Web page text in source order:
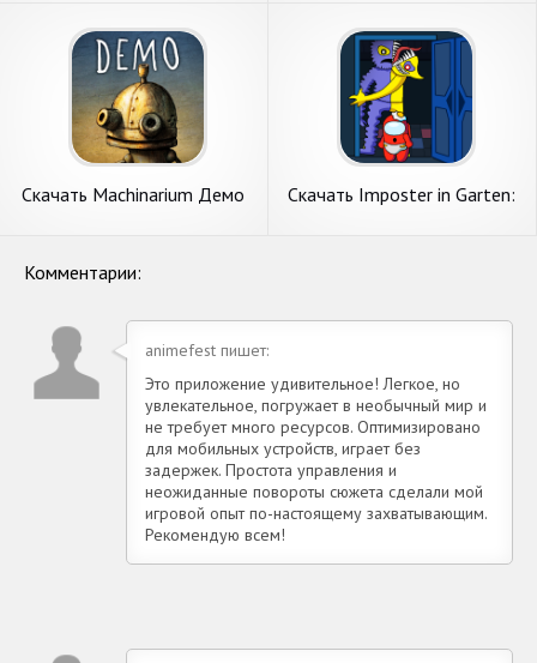
Андроид
Скачать Machinarium Демо
Скачать Imposter in Garten:
Комментарии:
animefest пишет:
Это приложение удивительное! Легкое, но
увлекательное, погружает в необычный мир и
не требует много ресурсов. Оптимизировано
для мобильных устройств, играет без
задержек. Простота управления и
неожиданные повороты сюжета сделали мой
игровой опыт по-настоящему захватывающим.
Рекомендую всем!